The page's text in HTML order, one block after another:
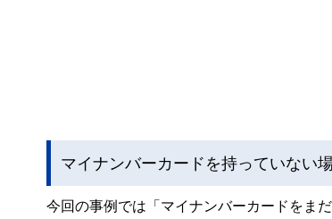
マイナンバーカードを持っていない
今回の事例では「マイナンバーカードをま